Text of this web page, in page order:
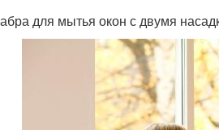
для мытья окон с двумя